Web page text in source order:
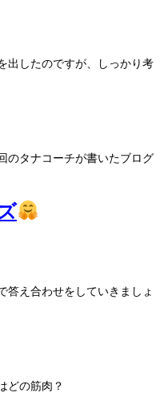
出したのですが、しっかり考
のタナコーチが書いたブログ
答え合わせをしていきましょ
どの筋肉？